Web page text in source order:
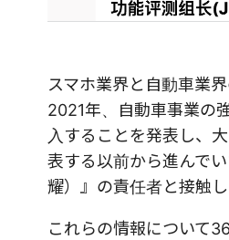
スマホ業界と自動車業
2021年、自動車事業の
入することを発表し、
表する以前から進んで
耀）』の責任者と接触
これらの情報について